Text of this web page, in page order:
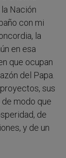
Nación
con mi
la
en esa
que ocupan
del Papa.
sus
modo que
de
y de un